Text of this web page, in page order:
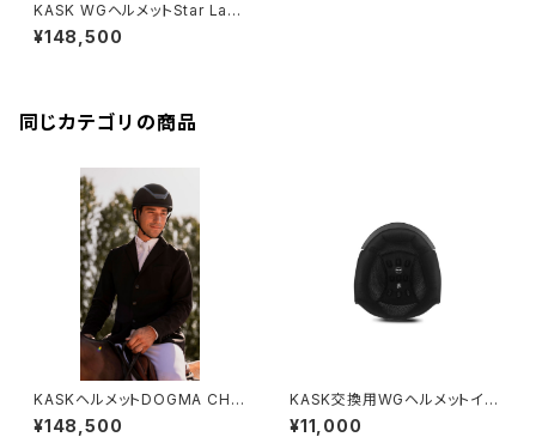
KASK WGヘルメットStar Lad
y CHROME HHE00041
¥148,500
同じカテゴリの商品
KASKヘルメットDOGMA CHR
OME HHE00040
¥148,500
KASK交換用WGヘルメットイン
ナーパッド HPA00006
¥11,000